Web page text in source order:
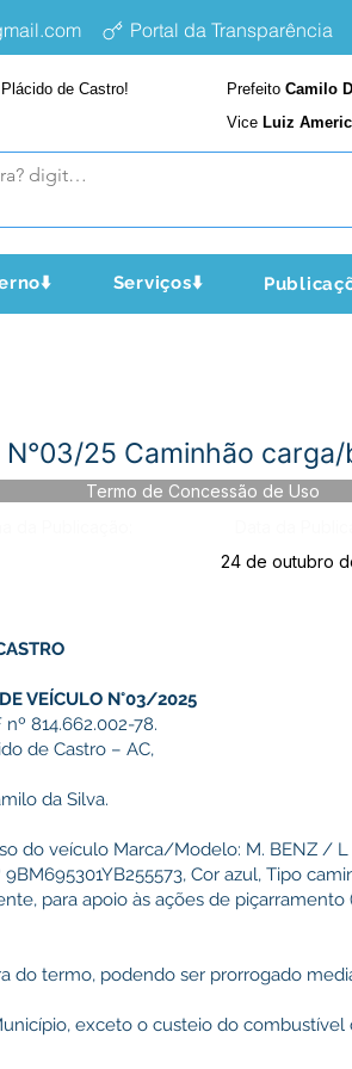
Portal da Transparência
de Castro! Prefeito Camilo
Vice Luiz
Serviços⬇️
25 Caminhão
Termo de Concessão de Uso
24 de outubro
VEÍCULO N°03/2025
814.662.002-78.
de Castro – AC,
da Silva.
do veículo Marca/Modelo: M. BENZ /
Cor azul, Tipo
para apoio às ações de
do termo, podendo ser prorrogado
exceto o custeio do